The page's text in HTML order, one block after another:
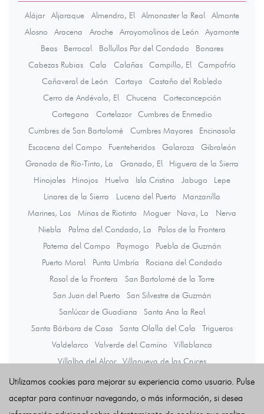
Alájar Aljaraque Almendro, El Almonaster la Real
Almonte
Alosno
Aracena Aroche Arroyomolinos de León
Ayamonte
Beas
Berrocal Bollullos Par del Condado
Bonares
Cabezas Rubias
Cala Calañas Campillo, El
Campofrío
Cañaveral de León
Cartaya
Castaño del Robledo
Cerro de Andévalo, El
Chucena
Corteconcepción
Cortegana
Cortelazor
Cumbres de Enmedio
Cumbres de San Bartolomé
Cumbres Mayores
Encinasola
Escacena del Campo
Fuenteheridos Galaroza
Gibraleón
Granada de Río-Tinto, La
Granado, El
Higuera de la Sierra
Hinojales
Hinojos Huelva Isla Cristina Jabugo
Lepe
Linares de la Sierra
Lucena del Puerto
Manzanilla
Marines, Los
Minas de Riotinto Moguer Nava, La
Nerva
Niebla
Palma del Condado, La
Palos de la Frontera
Paterna del Campo
Paymogo
Puebla de Guzmán
Puerto Moral
Punta Umbría
Rociana del Condado
Rosal de la Frontera
San Bartolomé de la Torre
San Juan del Puerto
San Silvestre de Guzmán
Sanlúcar de Guadiana
Santa Ana la Real
Santa Bárbara de Casa
Santa Olalla del Cala
Trigueros
Valdelarco
Valverde del Camino
Villablanca
Villalba del Alcor
Villanueva de las Cruces
Villanueva de los Castillejos
Villarrasa
Zalamea la Real
Zufre
Utilizamos cookies para mejorar su experiencia como usuario. Pulse
aceptar para continuar navegando, o más información, si desea